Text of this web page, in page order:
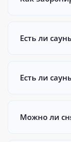
Есть ли
Есть ли
Можно ли